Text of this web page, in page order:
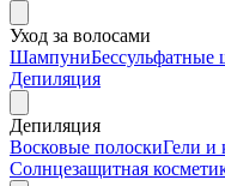
Уход за волосами
ШампуниБессульфатные
Депиляция
Депиляция
Восковые полоскиГели и
Солнцезащитная